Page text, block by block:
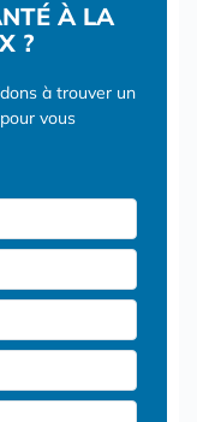
À LA
?
à trouver un
vous